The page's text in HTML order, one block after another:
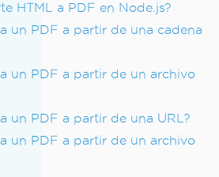
HTML a PDF en Node.js?
un PDF a partir de una cadena
un PDF a partir de un archivo
un PDF a partir de una URL?
un PDF a partir de un archivo